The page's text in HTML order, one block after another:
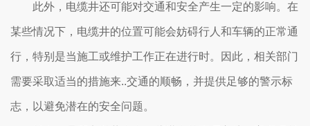
此外，电缆井还可能对交通和安全产生一定的影响。在
某些情况下，电缆井的位置可能会妨碍行人和车辆的正常通
行，特别是当施工或维护工作正在进行时。因此，相关部门
需要采取适当的措施来..交通的顺畅，并提供足够的警示标
志，以避免潜在的安全问题。